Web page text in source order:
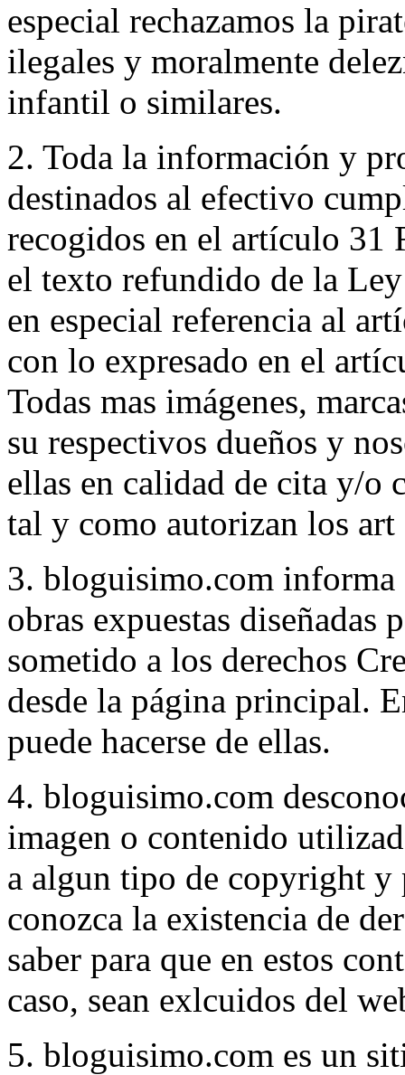
especial rechazamos la
ilegales y moralmente
infantil o similares.
2. Toda la información y
destinados al efectivo
recogidos en el artículo 31
el texto refundido de la
en especial referencia al
con lo expresado en el
Todas mas imágenes,
su respectivos dueños y
ellas en calidad de cita y/o
tal y como autorizan los
3. bloguisimo.com informa
obras expuestas diseñadas
sometido a los derechos
desde la página principal.
puede hacerse de ellas.
4. bloguisimo.com
imagen o contenido
a algun tipo de copyright y
conozca la existencia de
saber para que en estos
caso, sean exlcuidos del
5. bloguisimo.com es un